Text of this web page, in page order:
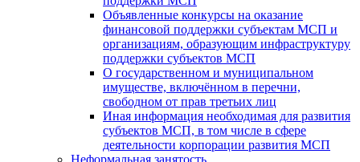
Объявленные конкурсы на оказание
финансовой поддержки субъектам МСП и
организациям, образующим инфраструктуру
поддержки субъектов МСП
О государственном и муниципальном
имуществе, включённом в перечни,
свободном от прав третьих лиц
Иная информация необходимая для развития
субъектов МСП, в том числе в сфере
деятельности корпорации развития МСП
Неформальная занятость